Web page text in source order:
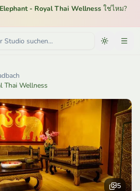
- Royal Thai Wellness ใช่ไหม?
Thai Wellness
5